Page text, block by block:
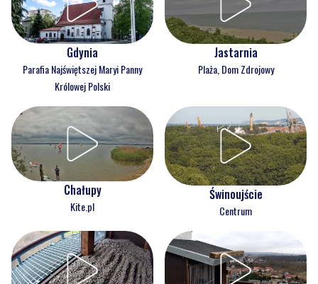
Gdynia
Parafia Najświętszej Maryi Panny
Królowej Polski
Jastarnia
Plaża, Dom Zdrojowy
Chałupy
Kite.pl
Świnoujście
Centrum